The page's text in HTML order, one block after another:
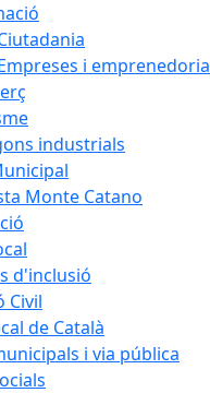
i emprenedoria
industrials
Monte Catano
d'inclusió
Civil
de Català
i via pública